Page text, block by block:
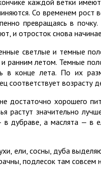
каждой ветки
Со временем рост
превращаясь в
и отросток снова
светлые и темные
ранним летом. Темные
в конце лета. По их
соответствует возрасту
достаточно хорошего
значительно
дубраве, а маслята — в
ели, сосны, дуба
подлесок там совсем